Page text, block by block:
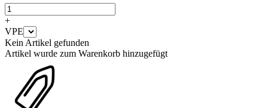
+
VPE
Kein Artikel gefunden
Artikel wurde zum Warenkorb hinzugefügt